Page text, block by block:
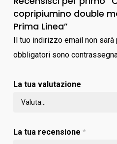
copripiumino double
Prima Linea”
Il tuo indirizzo email non sarà
obbligatori sono
La tua valutazione
La tua recensione *